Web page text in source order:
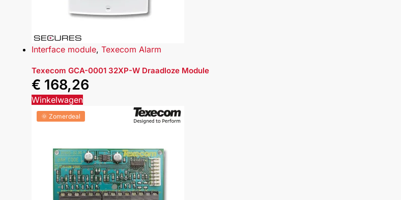
Interface module, Texecom Alarm
Texecom GCA-0001 32XP-W Draadloze Module
€ 168,26
Winkelwagen
🌞 Zomerdeal